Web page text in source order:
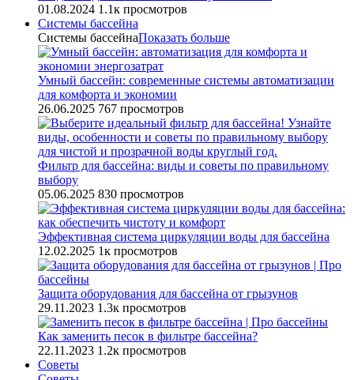
01.08.2024 1.1к просмотров
Системы бассейна
Системы бассейнаПоказать больше
Умный бассейн: современные системы автоматизации
для комфорта и экономии
26.06.2025 767 просмотров
Фильтр для бассейна: виды и советы по правильному
выбору
05.06.2025 830 просмотров
Эффективная система циркуляции воды для бассейна
12.02.2025 1к просмотров
Защита оборудования для бассейна от грызунов
29.11.2023 1.3к просмотров
Как заменить песок в фильтре бассейна?
22.11.2023 1.2к просмотров
Советы